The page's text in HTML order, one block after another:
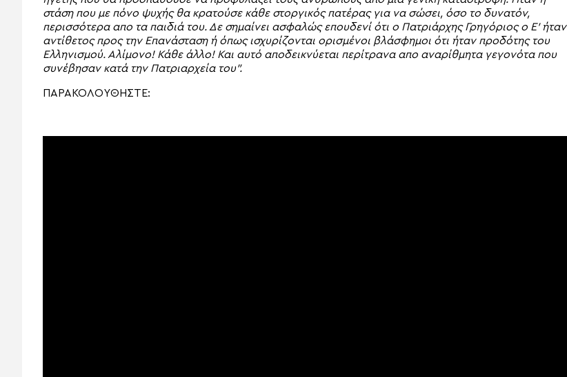
στάση που με πόνο ψυχής θα κρατούσε κάθε στοργικός πατέρας για να σώσει, όσο το δυνατόν,
περισσότερα απο τα παιδιά του. Δε σημαίνει ασφαλώς επουδενί ότι ο Πατριάρχης Γρηγόριος ο Ε’ ήταν
αντίθετος προς την Επανάσταση ή όπως ισχυρίζονται ορισμένοι βλάσφημοι ότι ήταν προδότης του
Ελληνισμού. Αλίμονο! Κάθε άλλο! Και αυτό αποδεικνύεται περίτρανα απο αναρίθμητα γεγονότα που
συνέβησαν κατά την Πατριαρχεία του”.
ΠΑΡΑΚΟΛΟΥΘΗΣΤΕ: